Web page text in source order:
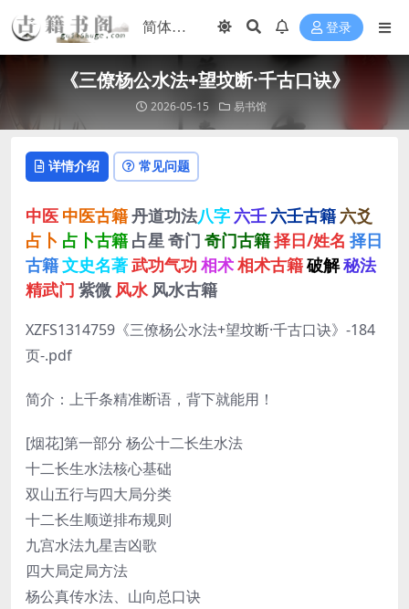
登录
《三僚杨公水法+望坟断·千古口诀》
2026-05-15 易书馆
详情介绍 常见问题
中医 中医古籍丹道功法八字 六壬 六壬古籍 六爻
占卜 占卜古籍 占星 奇门 奇门古籍择日/姓名 择日
古籍文史名著武功气功 相术相术古籍破解秘法
精武门 紫微 风水 风水古籍
XZFS1314759《三僚杨公水法+望坟断·千古口诀》-184
页-.pdf
简介：上千条精准断语，背下就能用！
[烟花]第一部分 杨公十二长生水法
十二长生水法核心基础
双山五行与四大局分类
十二长生顺逆排布规则
九宫水法九星吉凶歌
四大局定局方法
杨公真传水法、山向总口诀